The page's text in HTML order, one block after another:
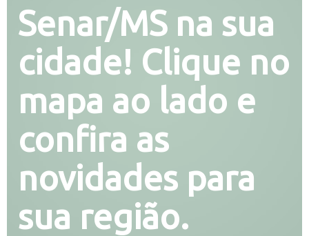
Senar/MS na sua
cidade! Clique no
mapa ao lado e
confira as
novidades para
sua região.